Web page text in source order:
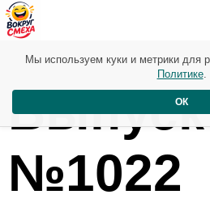
Выпуск
№1022
Мы используем куки и метрики для
Политике.
ОК